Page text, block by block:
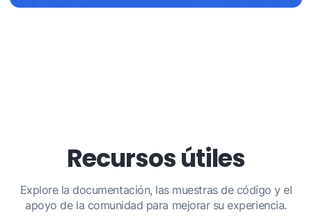
Recursos útiles
Explore la documentación, las muestras de código y el
apoyo de la comunidad para mejorar su experiencia.